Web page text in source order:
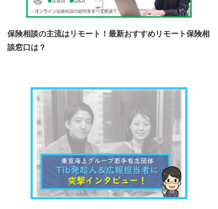
保険相談の主流はリモート！最新おすすめリモート保険相
談窓口は？